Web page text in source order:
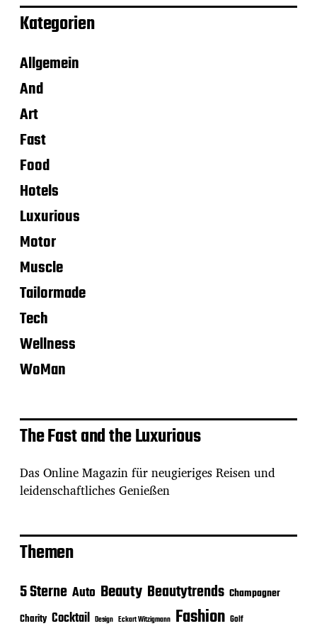
Kategorien
Allgemein
And
Art
Fast
Food
Hotels
Luxurious
Motor
Muscle
Tailormade
Tech
Wellness
WoMan
The Fast and the Luxurious
Das Online Magazin für neugieriges Reisen und
leidenschaftliches Genießen
Themen
5 Sterne Auto Beauty Beautytrends Champagner
Charity Cocktail Design Eckart Witzigmann Fashion Golf